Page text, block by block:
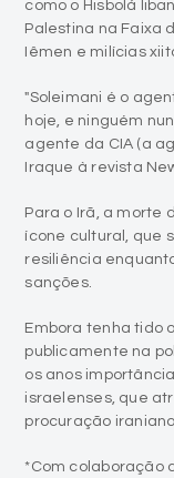
como o Hisbolá
Palestina na Faixa
Iêmen e milícias
"Soleimani é o
hoje, e ninguém
agente da CIA (a
Iraque à revista
Para o Irã, a morte
ícone cultural, que
resiliência
sanções.
Embora tenha tido
publicamente na
os anos
israelenses, que
procuração
*Com colaboração